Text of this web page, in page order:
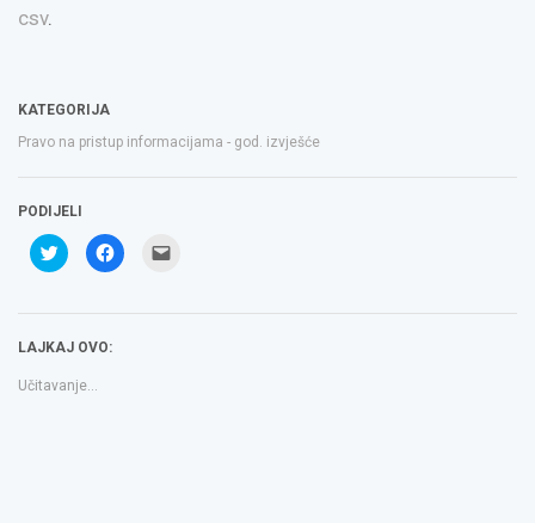
csv.
KATEGORIJA
Pravo na pristup informacijama - god. izvješće
PODIJELI
Podijeli
na
Twitteru
u
prozoru)
Klikom
podijelite
u to
LAJKAJ OVO:
Učitavanje...